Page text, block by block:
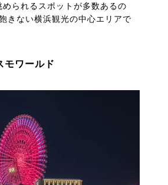
められるスポットが多数あるの
きない横浜観光の中心エリアで
モワールド